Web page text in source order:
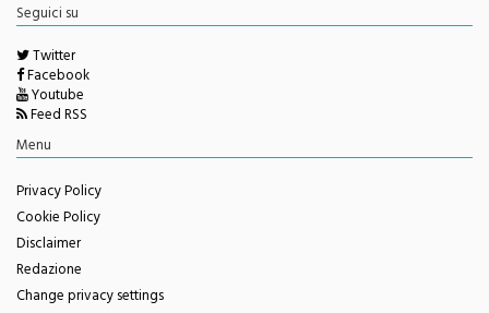
Seguici su
Twitter
Facebook
Youtube
Feed RSS
Menu
Privacy Policy
Cookie Policy
Disclaimer
Redazione
Change privacy settings